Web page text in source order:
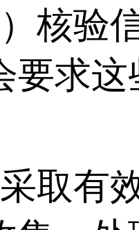
核验
要求
取有